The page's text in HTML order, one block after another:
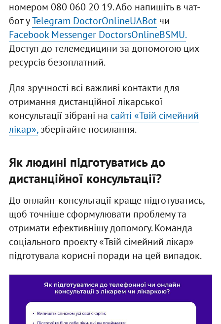
номером 080 060 20 19. Або напишіть в чат-
бот уTelegram DoctorOnlineUABotчи
Facebook Messenger DoctorsOnlineBSMU.
Доступ до телемедицини за допомогою цих
ресурсів безоплатний.
Для зручності всі важливі контакти для
отримання дистанційної лікарської
консультації зібрані на сайті «Твій сімейний
лікар»,зберігайте посилання.
Як людині підготуватись до
дистанційної консультації?
До онлайн-консультації краще підготуватись,
щоб точніше сформулювати проблему та
отримати ефективнішу допомогу. Команда
соціального проєкту «Твій сімейний лікар»
підготувала корисні поради на цей випадок.